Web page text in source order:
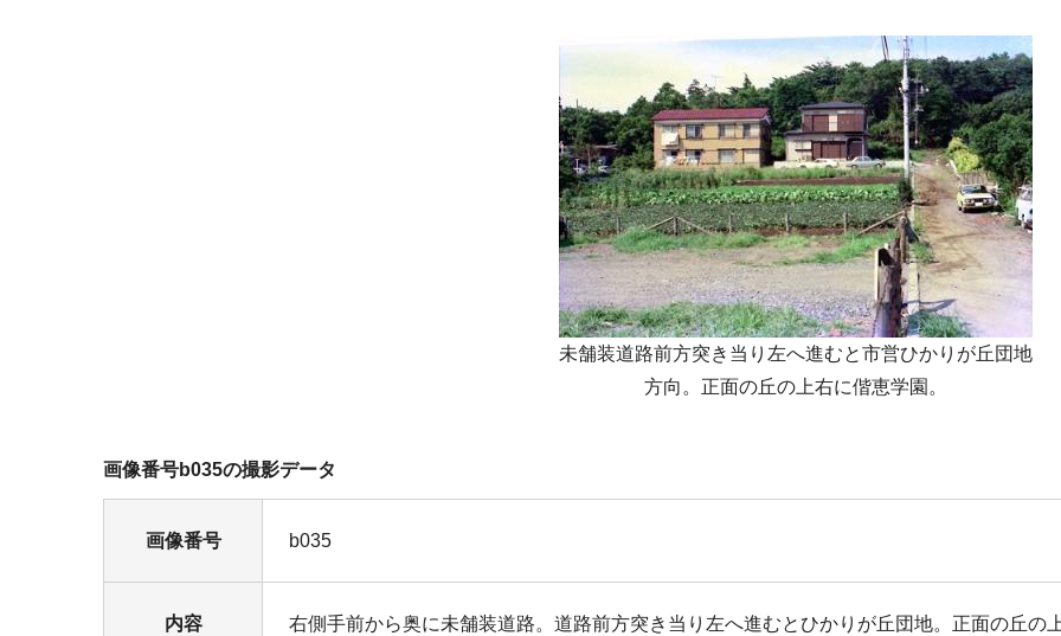
未舗装道路前方突き当り左へ進むと市営ひかりが丘団地
方向。正面の丘の上右に偕恵学園。
画像番号b035の撮影データ
画像番号 b035
内容 右側手前から奥に未舗装道路。道路前方突き当り左へ進むとひかりが丘団地。正面の丘の